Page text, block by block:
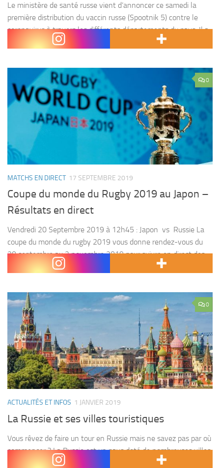
Le ministère de santé russe vient d’annoncer ce samedi la
première distribution du vaccin russe (Spootnik 5) contre le
coronavirus à travers les différents départements du pays. Il a
également précisé que tous les...
0
MATCHS EN DIRECT 17 SEPTEMBRE 2019
Coupe du monde du Rugby 2019 au Japon –
Résultats en direct
Vendredi 20 Septembre 2019 à 12h45 : Japon vs Russie La
coupe du monde du rugby 2019 vous donne rendez-vous du
20 septembre au 2 novembre 2019 pour suivre en direct des
chocs entre...
0
ACTUALITÉS ET INFOS 1 JANVIER 2019
La Russie et ses villes touristiques
Vous rêvez de faire un tour en Russie mais ne savez pas par où
commencer ? La Russie est un pays doté de nombreuses villes
touristiques toutes aussi captivantes les unes que les autres....